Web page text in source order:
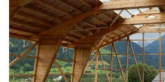
BILD ÖFFNEN